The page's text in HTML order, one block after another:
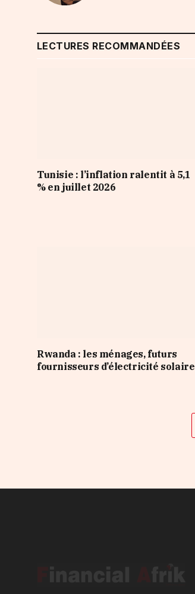
LECTURES RECOMMANDÉES
Tunisie : l’inflation ralentit à 5,1
% en juillet 2026
Rwanda : les ménages, futurs
fournisseurs d’électricité solaire